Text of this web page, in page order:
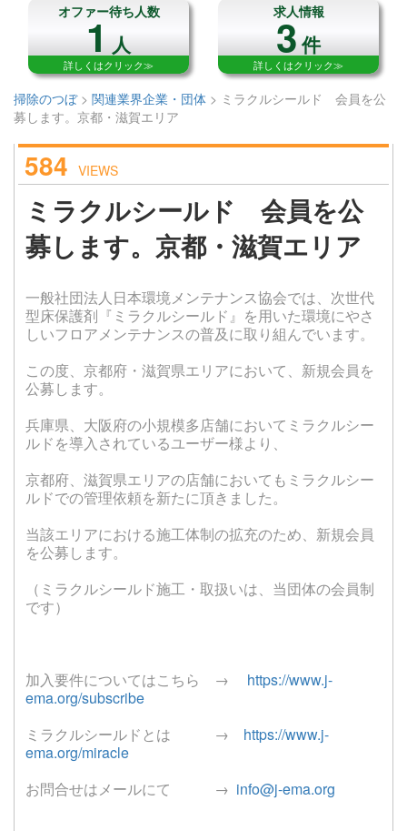
オファー待ち人数
1人
詳しくはクリック≫
求人情報
3件
詳しくはクリック≫
掃除のつぼ> 関連業界企業・団体 > ミラクルシールド 会員を公
募します。京都・滋賀エリア
584 VIEWS
ミラクルシールド 会員を公
募します。京都・滋賀エリア
一般社団法人日本環境メンテナンス協会では、次世代
型床保護剤『ミラクルシールド』を用いた環境にやさ
しいフロアメンテナンスの普及に取り組んでいます。
この度、京都府・滋賀県エリアにおいて、新規会員を
公募します。
兵庫県、大阪府の小規模多店舗においてミラクルシー
ルドを導入されているユーザー様より、
京都府、滋賀県エリアの店舗においてもミラクルシー
ルドでの管理依頼を新たに頂きました。
当該エリアにおける施工体制の拡充のため、新規会員
を公募します。
（ミラクルシールド施工・取扱いは、当団体の会員制
です）
加入要件についてはこちら → https://www.j-
ema.org/subscribe
ミラクルシールドとは → https://www.j-
ema.org/miracle
お問合せはメールにて → info@j-ema.org